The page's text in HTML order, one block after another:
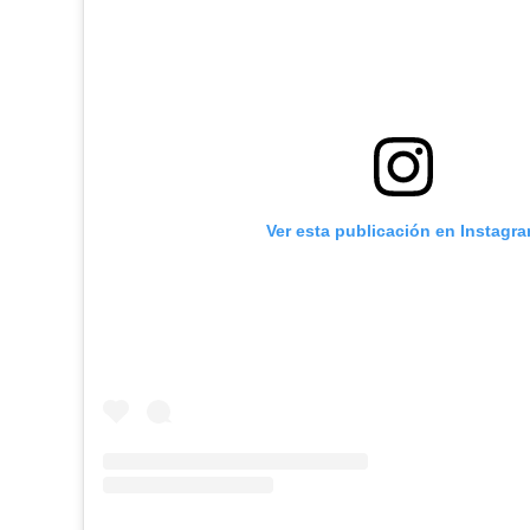
Ver esta publicación en